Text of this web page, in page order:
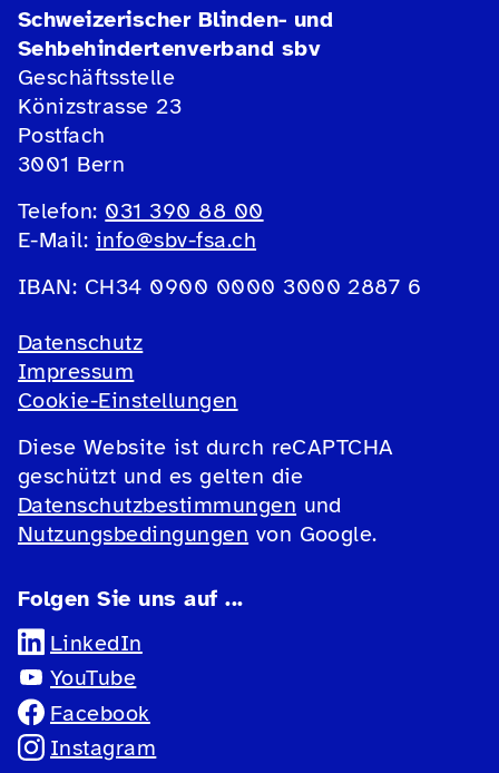
Schweizerischer Blinden- und
Sehbehindertenverband sbv
Geschäftsstelle
Könizstrasse 23
Postfach
3001 Bern
Telefon: 031 390 88 00
E-Mail: info@sbv-fsa.ch
IBAN: CH34 0900 0000 3000 2887 6
Datenschutz
Impressum
Cookie-Einstellungen
Diese Website ist durch reCAPTCHA
geschützt und es gelten die
Datenschutzbestimmungen und
Nutzungsbedingungen von Google.
Folgen Sie uns auf ...
LinkedIn
YouTube
Facebook
Instagram